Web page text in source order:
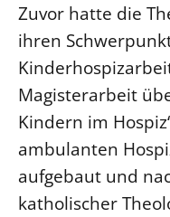
Zuvor hatte die
ihren
Magisterarbeit
Kindern im
ambulanten
aufgebaut und
katholischer
Kirchliches
Kirchliche
Klimaschutzgesetz
Kunstreferat
NKVK